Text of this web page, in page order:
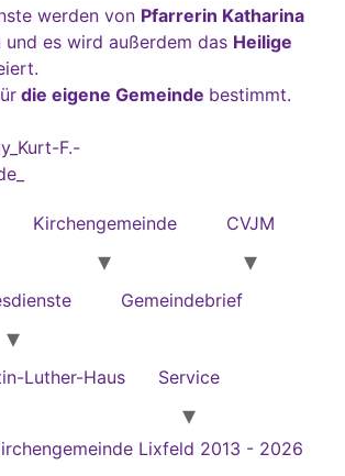
werden von Pfarrerin Katharina
und es wird außerdem das Heilige
die eigene Gemeinde bestimmt.
Kirchengemeinde CVJM
Gemeindebrief
Luther-Haus Service
Lixfeld 2013 - 2026